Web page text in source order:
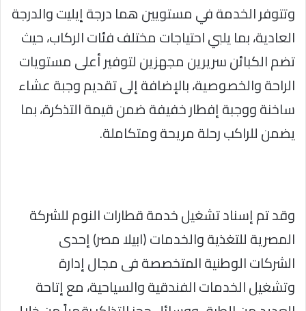
وتتوفر الخدمة في مستويين هما درجة إيليت والدرجة
العادية، بما يلبي احتياجات مختلف فئات الركاب، حيث
تضم الكبائن سريرين مجهزين لتوفير أعلى مستويات
الراحة والخصوصية، بالإضافة إلى تقديم وجبة عشاء
ساخنة ووجبة إفطار خفيفة ضمن قيمة التذكرة، بما
يضمن للراكب رحلة مريحة ومتكاملة.
وقد تم إسناد تشغيل خدمة قطارات النوم للشركة
المصرية للتغذية والخدمات (ابيلا مصر) إحدى
الشركات الوطنية المتخصصة فى مجال إدارة
وتشغيل الخدمات الفندقية والسياحية، مع إتاحة